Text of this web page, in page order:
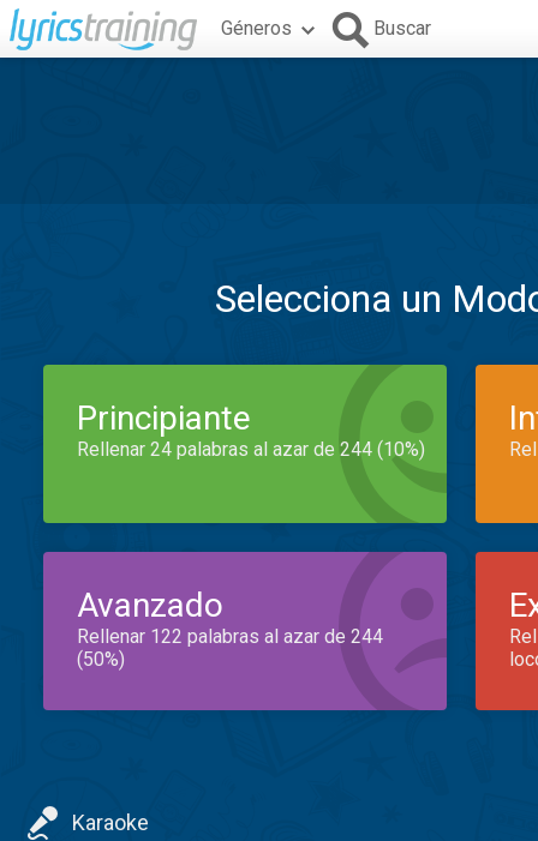
Géneros Buscar
Selecciona un
Principiante
Rellenar 24 palabras al azar de 244 (10%)
Avanzado
Rellenar 122 palabras al azar de 244
(50%)
Karaoke